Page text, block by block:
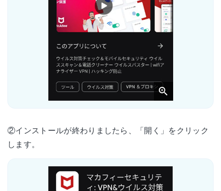
②インストールが終わりましたら、「開く」をクリック
します。